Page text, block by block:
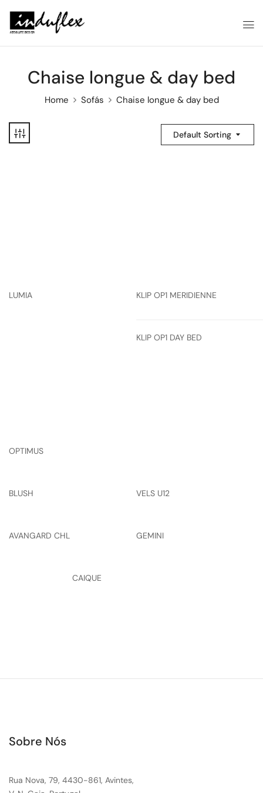
Chaise longue & day bed
Home Sofás Chaise longue & day bed
Default Sorting
LUMIA KLIP OP1 MERIDIENNE
OPTIMUS
KLIP OP1 DAY BED
BLUSH VELS U12
AVANGARD CHL GEMINI
CAIQUE
Sobre Nós
Rua Nova, 79, 4430-861, Avintes,